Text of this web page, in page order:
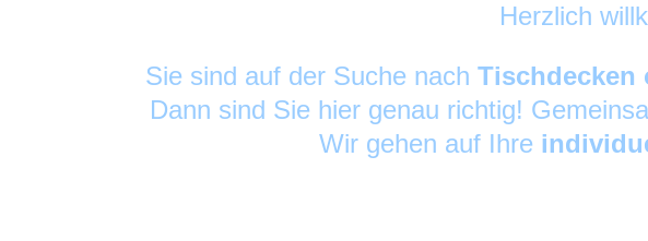
Herzlich
Sie sind auf der Suche nach Tischdecken
Dann sind Sie hier genau richtig!
Wir gehen auf Ihre